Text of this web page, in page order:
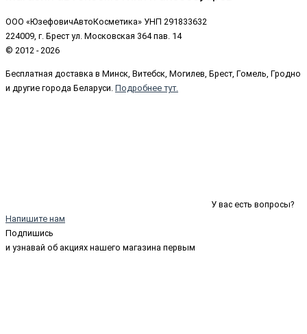
ООО «ЮзефовичАвтоКосметика» УНП 291833632
224009, г. Брест ул. Московская 364 пав. 14
© 2012 - 2026
Бесплатная доставка в Минск, Витебск, Могилев, Брест, Гомель, Гродно
и другие города Беларуси. Подробнее тут.
У вас есть вопросы?
Напишите нам
Подпишись
и узнавай об акциях нашего магазина первым